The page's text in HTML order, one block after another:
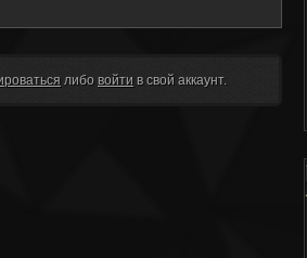
либо войти в свой аккаунт.